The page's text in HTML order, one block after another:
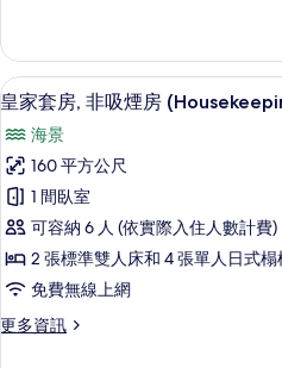
房
(Deluxe,
for
4
people,)
的
所
有
相
客
房,
非
煙
房
(Deluxe,
for
4
people,)
的
詳
顯
皇
家
套
房,
非
煙
7
皇家套房, 非吸煙房
海景
160 平方公尺
1 間臥室
可容納 6 人 (依實際入住人數計費)
2 張標準雙人床和 4 張單人日式榻
免費無線上網
更多資訊
更